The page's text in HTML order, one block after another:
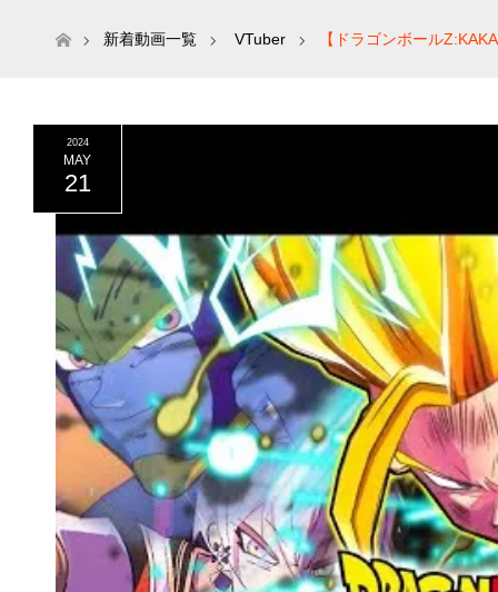
ホーム新着動画一覧 VTuber 【ドラゴンボール
2024
MAY
21